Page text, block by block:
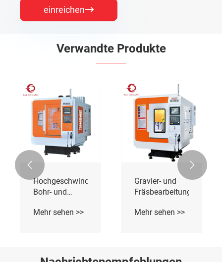
einreichen
Verwandte Produkte
Hochgeschwindigkeits-
Bohr- und
Bearbeitungszentrum
Mehr sehen >>
Gravier- und
Mehr sehen >>
 